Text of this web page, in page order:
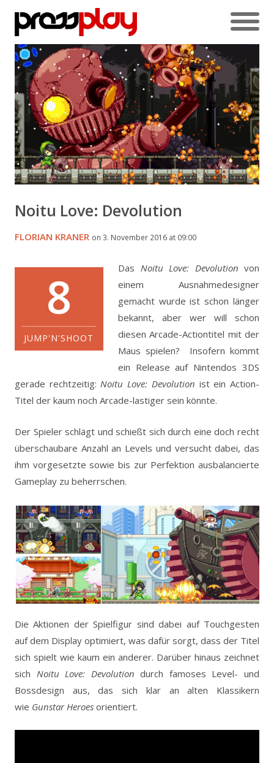
Noitu Love: Devolution
FLORIAN KRANER on 3. November 2016 at 09:00
8
JUMP'N'SHOOT
Das Noitu Love: Devolution von
einem Ausnahmedesigner
gemacht wurde ist schon länger
bekannt, aber wer will schon
diesen Arcade-Actiontitel mit der
Maus spielen?
Insofern kommt
ein Release auf Nintendos 3DS
gerade rechtzeitig: Noitu Love: Devolution ist ein Action-
Titel der kaum noch Arcade-lastiger sein könnte.
Der Spieler schlägt und schießt sich durch eine doch recht
überschaubare Anzahl an Levels und versucht dabei, das
ihm vorgesetzte sowie bis zur Perfektion ausbalancierte
Gameplay zu beherrschen.
Die Aktionen der Spielfigur sind dabei auf Touchgesten
auf dem Display optimiert, was dafür sorgt, dass der Titel
sich spielt wie kaum ein anderer. Darüber hinaus zeichnet
sich Noitu Love: Devolution durch famoses Level- und
Bossdesign aus, das sich klar an alten Klassikern
wie Gunstar Heroes orientiert.